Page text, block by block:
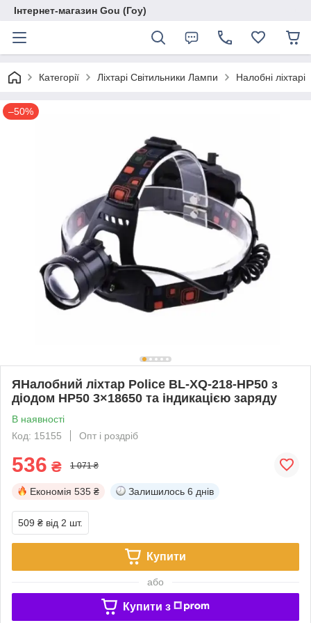
Інтернет-магазин Gou (Гоу)
Категорії Ліхтарі Світильники Лампи Налобні ліхтарі
–50%
ЯНалобний ліхтар Police BL-XQ-218-HP50 з
діодом HP50 3×18650 та індикацією заряду
В наявності
Код: 15155
Опт і роздріб
536 ₴ 1 071 ₴
Економія 535 ₴ Залишилось 6 днів
509 ₴ від 2 шт.
Купити
або
Купити з